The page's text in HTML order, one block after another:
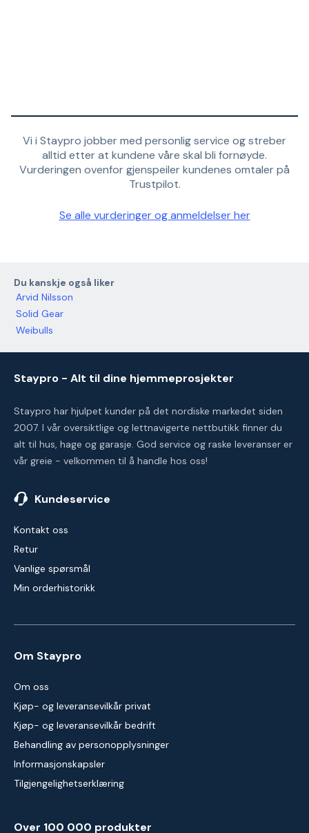
Vi i Staypro jobber med personlig service og streber
alltid etter at kundene våre skal bli fornøyde.
Vurderingen ovenfor gjenspeiler kundenes omtaler på
Trustpilot.
Se alle vurderinger og anmeldelser her
Du kanskje også liker
Arvid Nilsson
Solid Gear
Weibulls
Staypro - Alt til dine hjemmeprosjekter
Staypro har hjulpet kunder på det nordiske markedet siden
2007. I vår oversiktlige og lettnavigerte nettbutikk finner du
alt til hus, hage og garasje. God service og raske leveranser er
vår greie - velkommen til å handle hos oss!
Kundeservice
Kontakt oss
Retur
Vanlige spørsmål
Min orderhistorikk
Om Staypro
Om oss
Kjøp- og leveransevilkår privat
Kjøp- og leveransevilkår bedrift
Behandling av personopplysninger
Informasjonskapsler
Tilgjengelighetserklæring
Over 100 000 produkter